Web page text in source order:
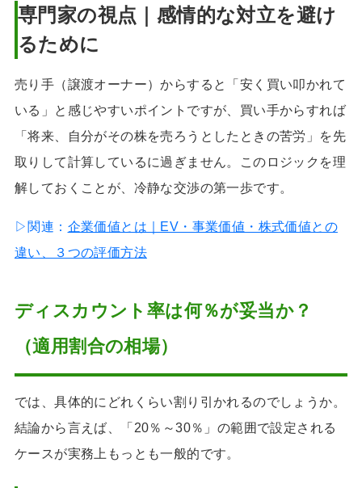
専門家の視点｜感情的な対立を避け
るために
売り手（譲渡オーナー）からすると「安く買い叩かれて
いる」と感じやすいポイントですが、買い手からすれば
「将来、自分がその株を売ろうとしたときの苦労」を先
取りして計算しているに過ぎません。このロジックを理
解しておくことが、冷静な交渉の第一歩です。
▷関連： 企業価値とは｜EV・事業価値・株式価値との
違い、３つの評価方法
ディスカウント率は何％が妥当か？
（適用割合の相場）
では、具体的にどれくらい割り引かれるのでしょうか。
結論から言えば、「20％～30％」の範囲で設定される
ケースが実務上もっとも一般的です。